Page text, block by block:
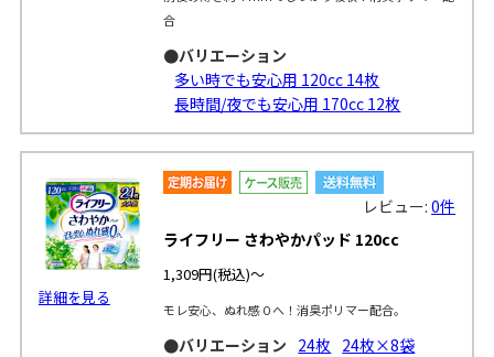
合
●バリエーション
多い時でも安心用 120cc 14枚
長時間/夜でも安心用 170cc 12枚
詳細を見る
レビュー:0件
ライフリー さわやかパッド 120cc
1,309円(税込)～
モレ安心、ぬれ感０へ！消臭ポリマー配合。
●バリエーション 24枚 24枚×8袋